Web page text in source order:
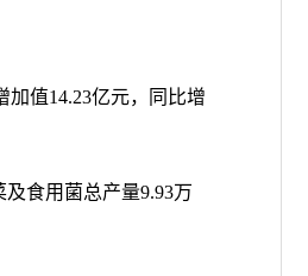
加值14.23亿元，同比增
及食用菌总产量9.93万